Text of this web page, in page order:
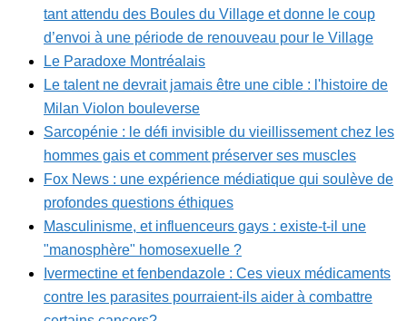
tant attendu des Boules du Village et donne le coup
d’envoi à une période de renouveau pour le Village
Le Paradoxe Montréalais
Le talent ne devrait jamais être une cible : l'histoire de
Milan Violon bouleverse
Sarcopénie : le défi invisible du vieillissement chez les
hommes gais et comment préserver ses muscles
Fox News : une expérience médiatique qui soulève de
profondes questions éthiques
Masculinisme, et influenceurs gays : existe-t-il une
"manosphère" homosexuelle ?
Ivermectine et fenbendazole : Ces vieux médicaments
contre les parasites pourraient-ils aider à combattre